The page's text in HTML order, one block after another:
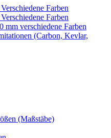
Farben
Farben
mm verschiedene Farben
(Carbon, Kevlar,
(Maßstäbe)